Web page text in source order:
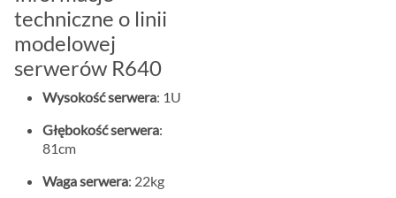
techniczne o linii
modelowej
serwerów R640
Wysokość serwera: 1U
Głębokość serwera:
81cm
Waga serwera: 22kg